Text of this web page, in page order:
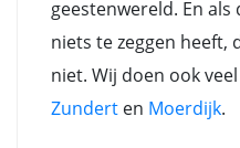
geestenwereld. En
niets te zeggen heeft,
niet. Wij doen ook
Zundert en Moerdijk.